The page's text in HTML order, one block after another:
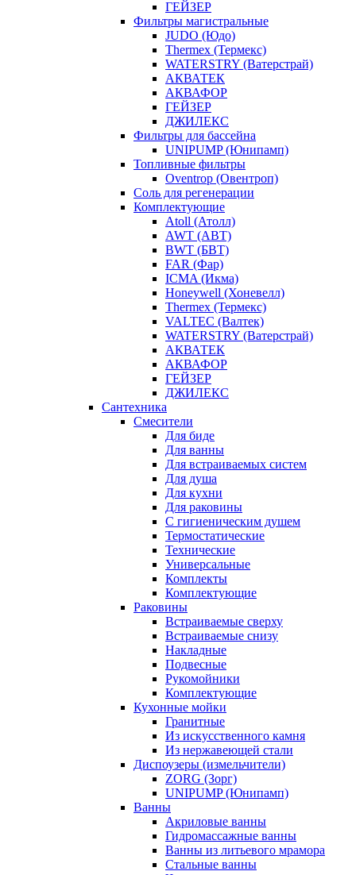
ГЕЙЗЕР
Фильтры магистральные
JUDO (Юдо)
Thermex (Термекс)
WATERSTRY (Ватерстрай)
АКВАТЕК
АКВАФОР
ГЕЙЗЕР
ДЖИЛЕКС
Фильтры для бассейна
UNIPUMP (Юнипамп)
Топливные фильтры
Oventrop (Овентроп)
Соль для регенерации
Комплектующие
Atoll (Атолл)
AWT (АВТ)
BWT (БВТ)
FAR (Фар)
ICMA (Икма)
Honeywell (Хоневелл)
Thermex (Термекс)
VALTEC (Валтек)
WATERSTRY (Ватерстрай)
АКВАТЕК
АКВАФОР
ГЕЙЗЕР
ДЖИЛЕКС
Сантехника
Смесители
Для биде
Для ванны
Для встраиваемых систем
Для душа
Для кухни
Для раковины
С гигиеническим душем
Термостатические
Технические
Универсальные
Комплекты
Комплектующие
Раковины
Встраиваемые сверху
Встраиваемые снизу
Накладные
Подвесные
Рукомойники
Комплектующие
Кухонные мойки
Гранитные
Из искусственного камня
Из нержавеющей стали
Диспоузеры (измельчители)
ZORG (Зорг)
UNIPUMP (Юнипамп)
Ванны
Акриловые ванны
Гидромассажные ванны
Ванны из литьевого мрамора
Стальные ванны